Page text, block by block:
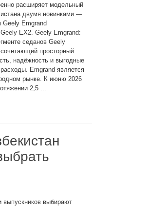
расширяет модельный
двумя новинками —
Emgrand
EX2. Geely Emgrand:
седанов Geely
просторный
надёжность и выгодные
Emgrand является
рынке. К июню 2026
2,5 ...
выпускников выбирают